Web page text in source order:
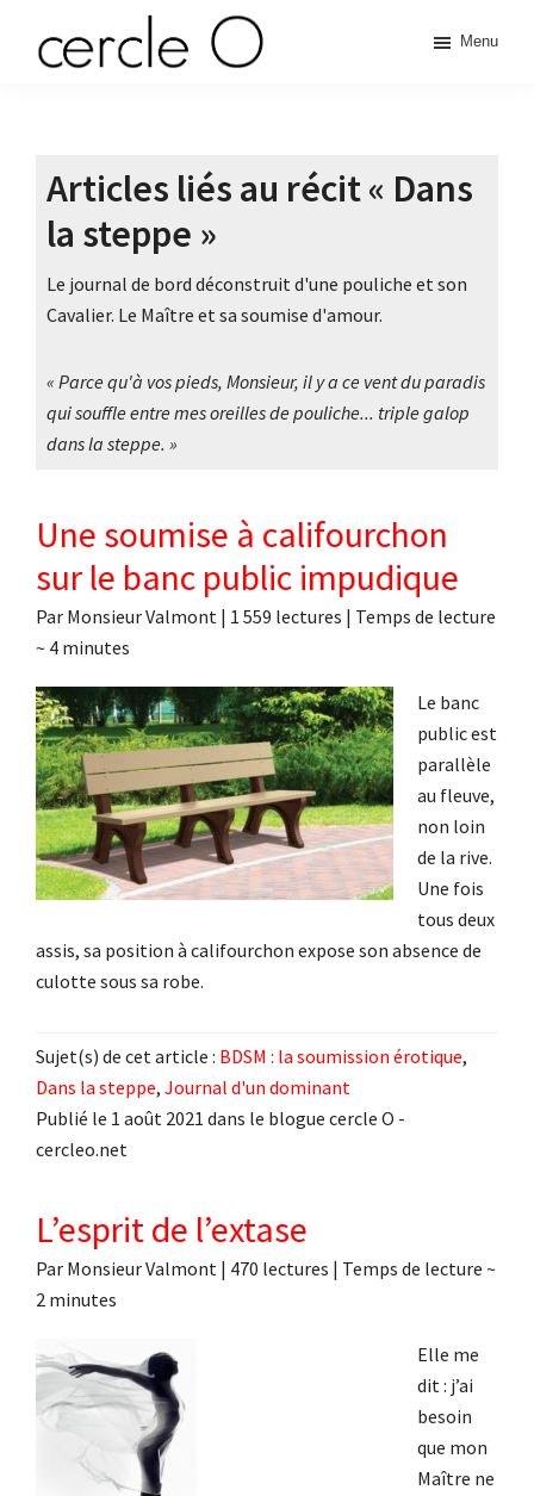
principale
O
érotique
Menu
Articles liés au récit « Dans
la steppe »
Le journal de bord déconstruit d'une pouliche et son
Cavalier. Le Maître et sa soumise d'amour.
« Parce qu'à vos pieds, Monsieur, il y a ce vent du paradis
qui souffle entre mes oreilles de pouliche... triple galop
dans la steppe. »
Une soumise à califourchon
sur le banc public impudique
Par Monsieur Valmont | 1 559 lectures | Temps de lecture
~ 4 minutes
Le banc
public est
parallèle
au fleuve,
non loin
de la rive.
Une fois
tous deux
assis, sa position à califourchon expose son absence de
culotte sous sa robe.
Sujet(s) de cet article : BDSM : la soumission érotique,
Dans la steppe, Journal d'un dominant
Publié le 1 août 2021 dans le blogue cercle O -
cercleo.net
L’esprit de l’extase
Par Monsieur Valmont | 470 lectures | Temps de lecture ~
2 minutes
Elle me
dit : j’ai
besoin
que mon
Maître ne